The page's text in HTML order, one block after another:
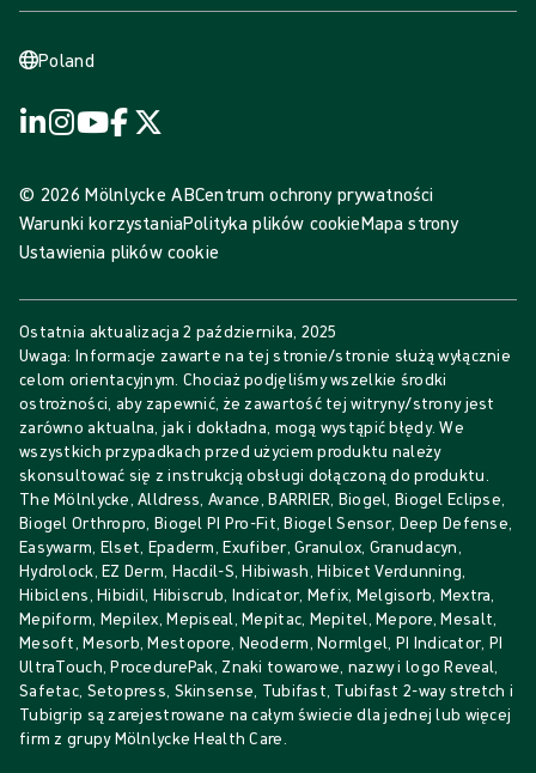
Poland
© 2026 Mölnlycke ABCentrum ochrony prywatności
Warunki korzystaniaPolityka plików cookieMapa strony
Ustawienia plików cookie
Ostatnia aktualizacja2 października, 2025
Uwaga: Informacje zawarte na tej stronie/stronie służą wyłącznie
celom orientacyjnym. Chociaż podjęliśmy wszelkie środki
ostrożności, aby zapewnić, że zawartość tej witryny/strony jest
zarówno aktualna, jak i dokładna, mogą wystąpić błędy. We
wszystkich przypadkach przed użyciem produktu należy
skonsultować się z instrukcją obsługi dołączoną do produktu.
The Mölnlycke, Alldress, Avance, BARRIER, Biogel, Biogel Eclipse,
Biogel Orthropro, Biogel PI Pro-Fit, Biogel Sensor, Deep Defense,
Easywarm, Elset, Epaderm, Exufiber, Granulox, Granudacyn,
Hydrolock, EZ Derm, Hacdil-S, Hibiwash, Hibicet Verdunning,
Hibiclens, Hibidil, Hibiscrub, Indicator, Mefix, Melgisorb, Mextra,
Mepiform, Mepilex, Mepiseal, Mepitac, Mepitel, Mepore, Mesalt,
Mesoft, Mesorb, Mestopore, Neoderm, Normlgel, PI Indicator, PI
UltraTouch, ProcedurePak, Znaki towarowe, nazwy i logo Reveal,
Safetac, Setopress, Skinsense, Tubifast, Tubifast 2-way stretch i
Tubigrip są zarejestrowane na całym świecie dla jednej lub więcej
firm z grupy Mölnlycke Health Care.